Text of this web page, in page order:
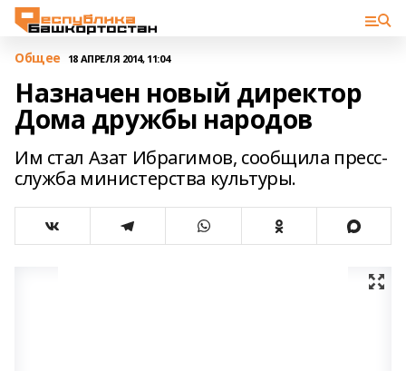
Общее 18 АПРЕЛЯ 2014, 11:04
Назначен новый директор
Дома дружбы народов
Им стал Азат Ибрагимов, сообщила пресс-
служба министерства культуры.